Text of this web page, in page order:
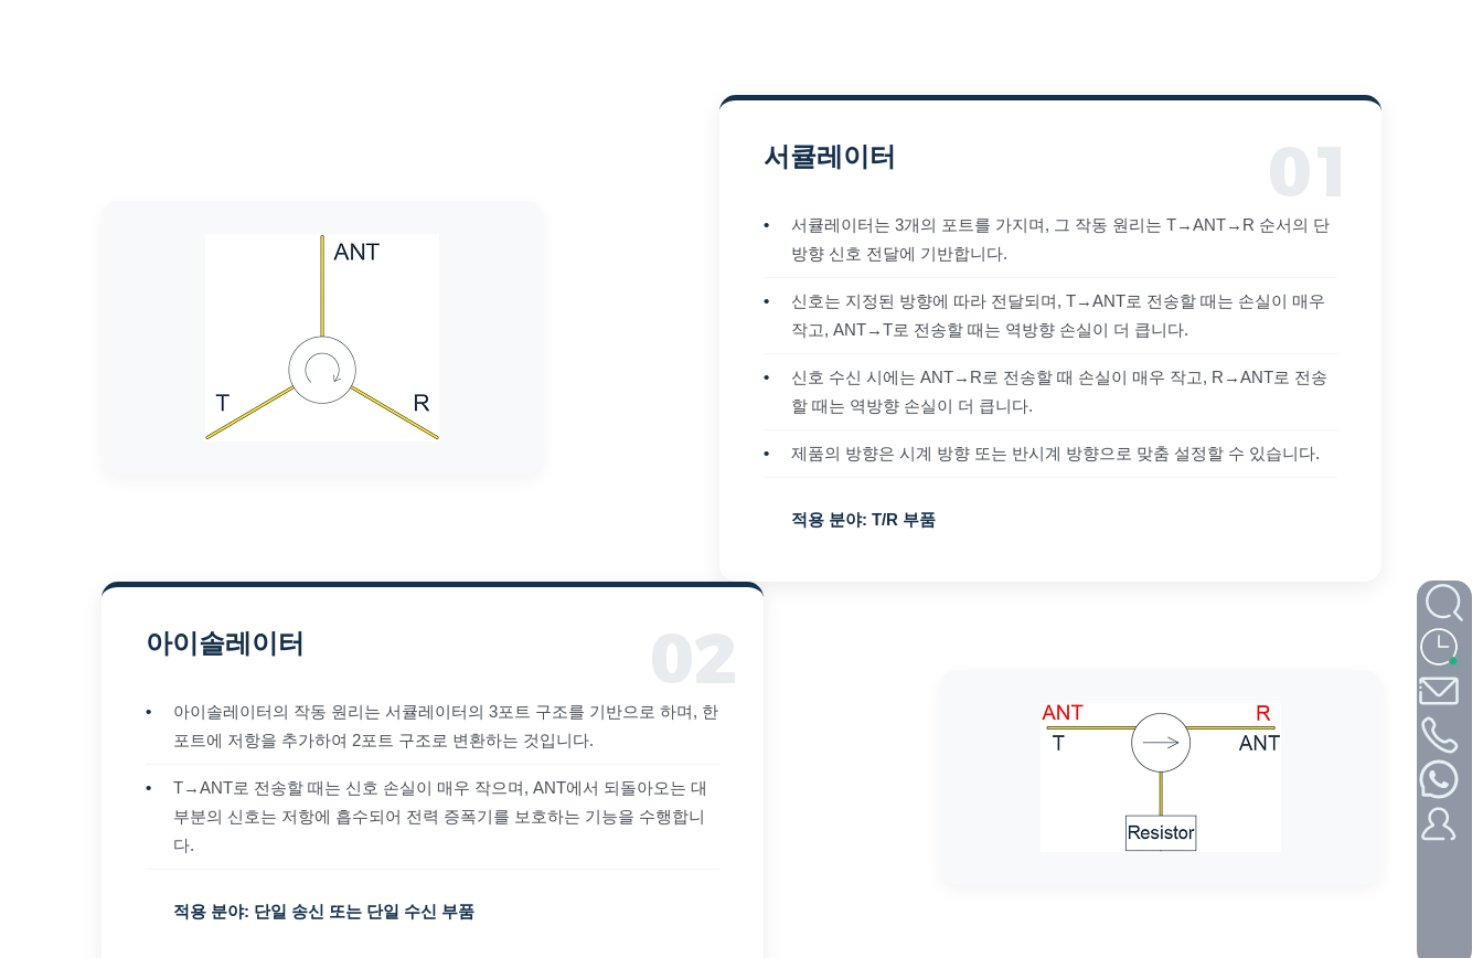
서큘레이터
•
서큘레이터는 3개의 포트를 가지며, 그 작동 원리는 T→ANT→R 순서의 단
방향 신호 전달에 기반합니다.
•
신호는 지정된 방향에 따라 전달되며, T→ANT로 전송할 때는 손실이 매우
작고, ANT→T로 전송할 때는 역방향 손실이 더 큽니다.
•
신호 수신 시에는 ANT→R로 전송할 때 손실이 매우 작고, R→ANT로 전송
할 때는 역방향 손실이 더 큽니다.
• 제품의 방향은 시계 방향 또는 반시계 방향으로 맞춤 설정할 수 있습니다.
적용 분야: T/R 부품
아이솔레이터
•
아이솔레이터의 작동 원리는 서큘레이터의 3포트 구조를 기반으로 하며, 한
포트에 저항을 추가하여 2포트 구조로 변환하는 것입니다.
•
T→ANT로 전송할 때는 신호 손실이 매우 작으며, ANT에서 되돌아오는 대
부분의 신호는 저항에 흡수되어 전력 증폭기를 보호하는 기능을 수행합니
다.
적용 분야: 단일 송신 또는 단일 수신 부품